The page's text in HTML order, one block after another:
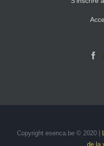
Copyright esenca.be © 2020 |
de la